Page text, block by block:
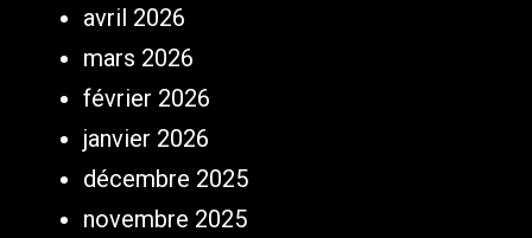
avril 2026
mars 2026
février 2026
janvier 2026
décembre 2025
novembre 2025